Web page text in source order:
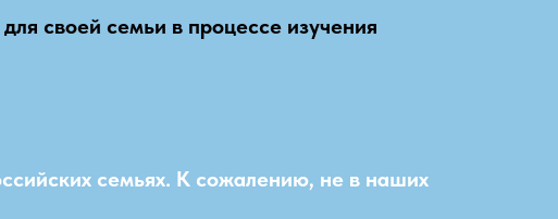
своей семьи в процессе изучения
семьях. К сожалению, не в наших